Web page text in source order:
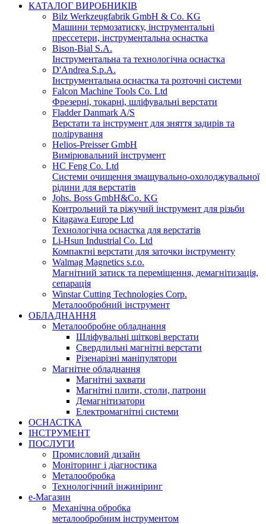
КАТАЛОГ ВИРОБНИКІВ
Bilz Werkzeugfabrik GmbH & Co. KG
Машини термозатиску, інструментальні
прессетери, інструментальна оснастка
Bison-Bial S.A.
Інструментальна та технологічна оснастка
D'Andrea S.p.A.
Інструментальна оснастка та розточні системи
Falcon Machine Tools Co. Ltd
Фрезерні, токарні, шліфувальні верстати
Fladder Danmark A/S
Верстати та інструмент для зняття задирів та
полірування
Helios-Preisser GmbH
Вимірювальний інструмент
HC Feng Co. Ltd
Системи очищення змащувально-охолоджувальної
рідини для верстатів
Johs. Boss GmbH&Co. KG
Контрольний та ріжучий інструмент для різьби
Kitagawa Europe Ltd
Технологічна оснастка для верстатів
Li-Hsun Industrial Co. Ltd
Компактні верстати для заточки інструменту
Walmag Magnetics s.r.o.
Магнітний затиск та переміщення, демагнітизація,
сепарація
Winstar Cutting Technologies Corp.
Металообробний інструмент
ОБЛАДНАННЯ
Металообробне обладнання
Шліфувальні щіткові верстати
Свердлильні магнітні верстати
Різенарізні маніпулятори
Магнітне обладнання
Магнітні захвати
Магнітні плити, столи, патрони
Демагнітизатори
Електромагнітні системи
ОСНАСТКА
ІНСТРУМЕНТ
ПОСЛУГИ
Промисловий дизайн
Моніторинг і діагностика
Металообробка
Технологічний інжиніринг
е-Магазин
Механічна обробка
металообробним інструментом